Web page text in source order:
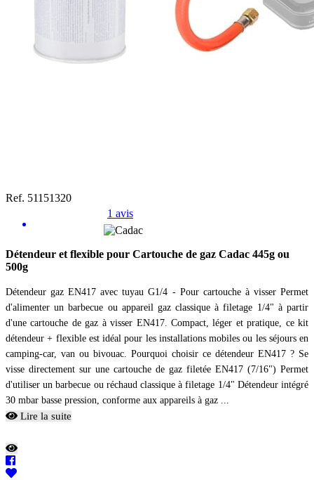
Ref. 51151320
1 avis
Détendeur et flexible pour Cartouche de gaz Cadac 445g ou
500g
Détendeur gaz EN417 avec tuyau G1/4 - Pour cartouche à visser Permet
d'alimenter un barbecue ou appareil gaz classique à filetage 1/4" à partir
d'une cartouche de gaz à visser EN417. Compact, léger et pratique, ce kit
détendeur + flexible est idéal pour les installations mobiles ou les séjours en
camping-car, van ou bivouac. Pourquoi choisir ce détendeur EN417 ? Se
visse directement sur une cartouche de gaz filetée EN417 (7/16") Permet
d'utiliser un barbecue ou réchaud classique à filetage 1/4" Détendeur intégré
30 mbar basse pression, conforme aux appareils à gaz ...
Lire la suite